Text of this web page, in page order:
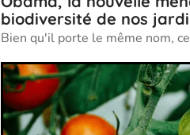
biodiversité de nos
Bien qu'il porte le même nom,